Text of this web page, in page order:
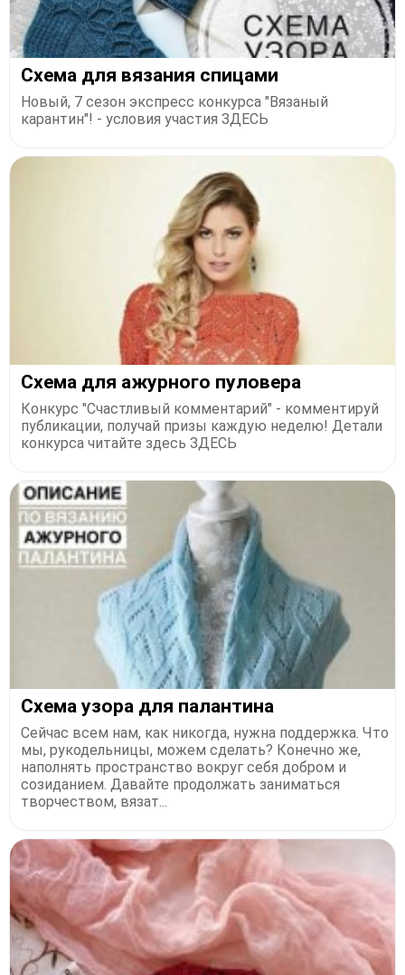
Схема для вязания спицами
Новый, 7 сезон экспресс конкурса "Вязаный
карантин"! - условия участия ЗДЕСЬ
Схема для ажурного пуловера
Конкурс "Счастливый комментарий" - комментируй
публикации, получай призы каждую неделю! Детали
конкурса читайте здесь ЗДЕСЬ
Схема узора для палантина
Сейчас всем нам, как никогда, нужна поддержка. Что
мы, рукодельницы, можем сделать? Конечно же,
наполнять пространство вокруг себя добром и
созиданием. Давайте продолжать заниматься
творчеством, вязат...